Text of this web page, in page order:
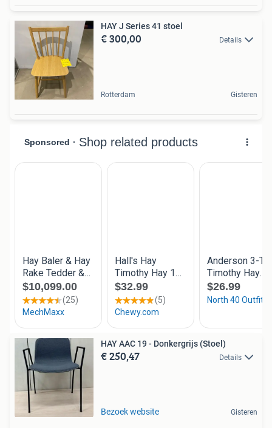
HAY J Series 41 stoel
€ 300,00 Details
Rotterdam Gisteren
HAY AAC 19 - Donkergrijs (Stoel)
€ 250,47 Details
Bezoek website Gisteren